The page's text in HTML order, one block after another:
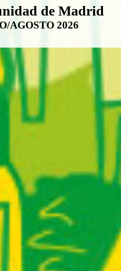
Comunidad de
de Madrid
AGOSTO 2026